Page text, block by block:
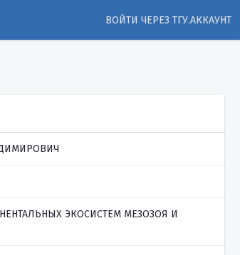
ВОЙТИ ЧЕРЕЗ ТГУ.АККАУНТ
ЭКОСИСТЕМ МЕЗОЗОЯ И